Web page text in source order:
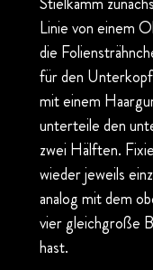
Linie von einem
die
für den
mit einem
unterteile den
zwei Hälften.
wieder jeweils
analog mit dem
vier gleichgroße
hast.